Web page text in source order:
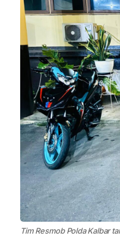
Tim Resmob Polda Kalbar